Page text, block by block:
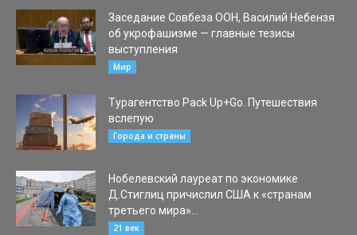
Заседание Совбеза ООН, Василий Небензя
об укрофашизме — главные тезисы
выступления
Мир
Турагентство Pack Up+Go. Путешествия
вслепую
Города и страны
Нобелевский лауреат по экономике
Д.Стиглиц причислил США к «странам
третьего мира»...
21 век